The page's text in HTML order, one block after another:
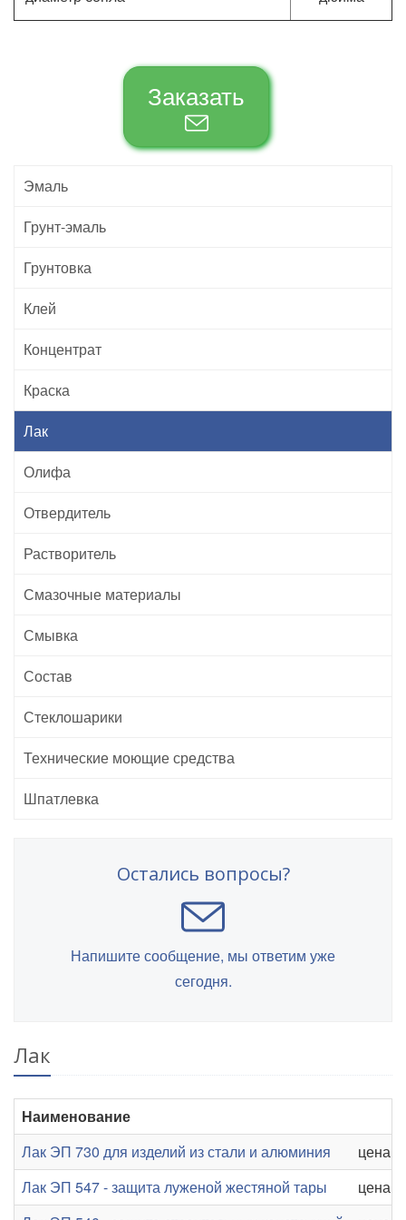
Заказать
Эмаль
Грунт-эмаль
Грунтовка
Клей
Концентрат
Краска
Лак
Олифа
Отвердитель
Растворитель
Смазочные материалы
Смывка
Состав
Стеклошарики
Технические моющие средства
Шпатлевка
Остались вопросы?
Напишите сообщение, мы ответим уже
сегодня.
Лак
Наименование
Лак ЭП 730 для изделий из стали и алюминия
цена
Лак ЭП 547 - защита луженой жестяной тары
цена